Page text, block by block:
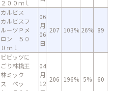
２００ｍｌ
カルピス
カルピスフ
ルーツＰメ
ロン ５０
０ｍｌ
06
月
06
日
207 103% 26% 89
ビビッツに
ごり林檎王
林ミック
ス ペッ
04
月
12
206 196% 5% 60